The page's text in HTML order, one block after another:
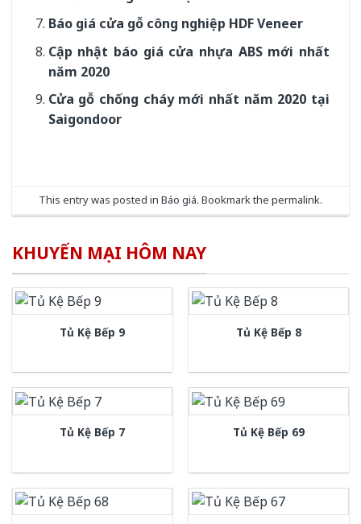
Báo giá cửa gỗ công nghiệp HDF Veneer
Cập nhật báo giá cửa nhựa ABS mới nhất
năm 2020
Cửa gỗ chống cháy mới nhất năm 2020 tại
Saigondoor
This entry was posted in Báo giá. Bookmark the permalink.
KHUYẾN MẠI HÔM NAY
Tủ Kệ Bếp 9 Tủ Kệ Bếp 8
Tủ Kệ Bếp 7 Tủ Kệ Bếp 69